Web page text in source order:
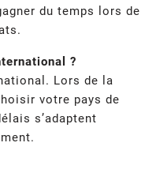
du temps lors de
?
Lors de la
votre pays de
s’adaptent